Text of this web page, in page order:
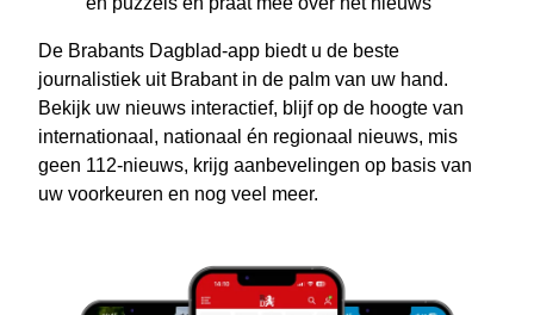
De Brabants Dagblad-app biedt u de beste
journalistiek uit Brabant in de palm van uw hand.
Bekijk uw nieuws interactief, blijf op de hoogte van
internationaal, nationaal én regionaal nieuws, mis
geen 112-nieuws, krijg aanbevelingen op basis van
uw voorkeuren en nog veel meer.